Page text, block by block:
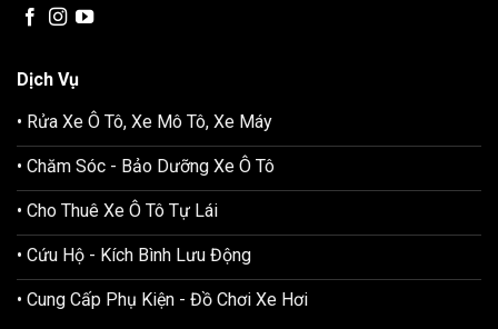
Dịch Vụ
• Rửa Xe Ô Tô, Xe Mô Tô, Xe Máy
• Chăm Sóc - Bảo Dưỡng Xe Ô Tô
• Cho Thuê Xe Ô Tô Tự Lái
• Cứu Hộ - Kích Bình Lưu Động
• Cung Cấp Phụ Kiện - Đồ Chơi Xe Hơi